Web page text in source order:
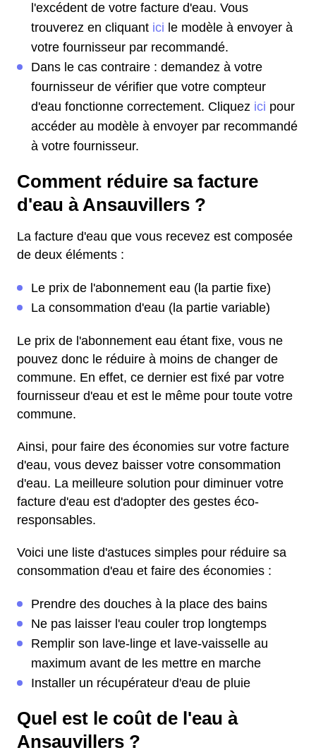
l'excédent de votre facture d'eau. Vous
trouverez en cliquant ici le modèle à envoyer à
votre fournisseur par recommandé.
Dans le cas contraire : demandez à votre
fournisseur de vérifier que votre compteur
d'eau fonctionne correctement. Cliquez ici pour
accéder au modèle à envoyer par recommandé
à votre fournisseur.
Comment réduire sa facture
d'eau à Ansauvillers ?
La facture d'eau que vous recevez est composée
de deux éléments :
Le prix de l'abonnement eau (la partie fixe)
La consommation d'eau (la partie variable)
Le prix de l'abonnement eau étant fixe, vous ne
pouvez donc le réduire à moins de changer de
commune. En effet, ce dernier est fixé par votre
fournisseur d'eau et est le même pour toute votre
commune.
Ainsi, pour faire des économies sur votre facture
d'eau, vous devez baisser votre consommation
d'eau. La meilleure solution pour diminuer votre
facture d'eau est d'adopter des gestes éco-
responsables.
Voici une liste d'astuces simples pour réduire sa
consommation d'eau et faire des économies :
Prendre des douches à la place des bains
Ne pas laisser l'eau couler trop longtemps
Remplir son lave-linge et lave-vaisselle au
maximum avant de les mettre en marche
Installer un récupérateur d'eau de pluie
Quel est le coût de l'eau à
Ansauvillers ?